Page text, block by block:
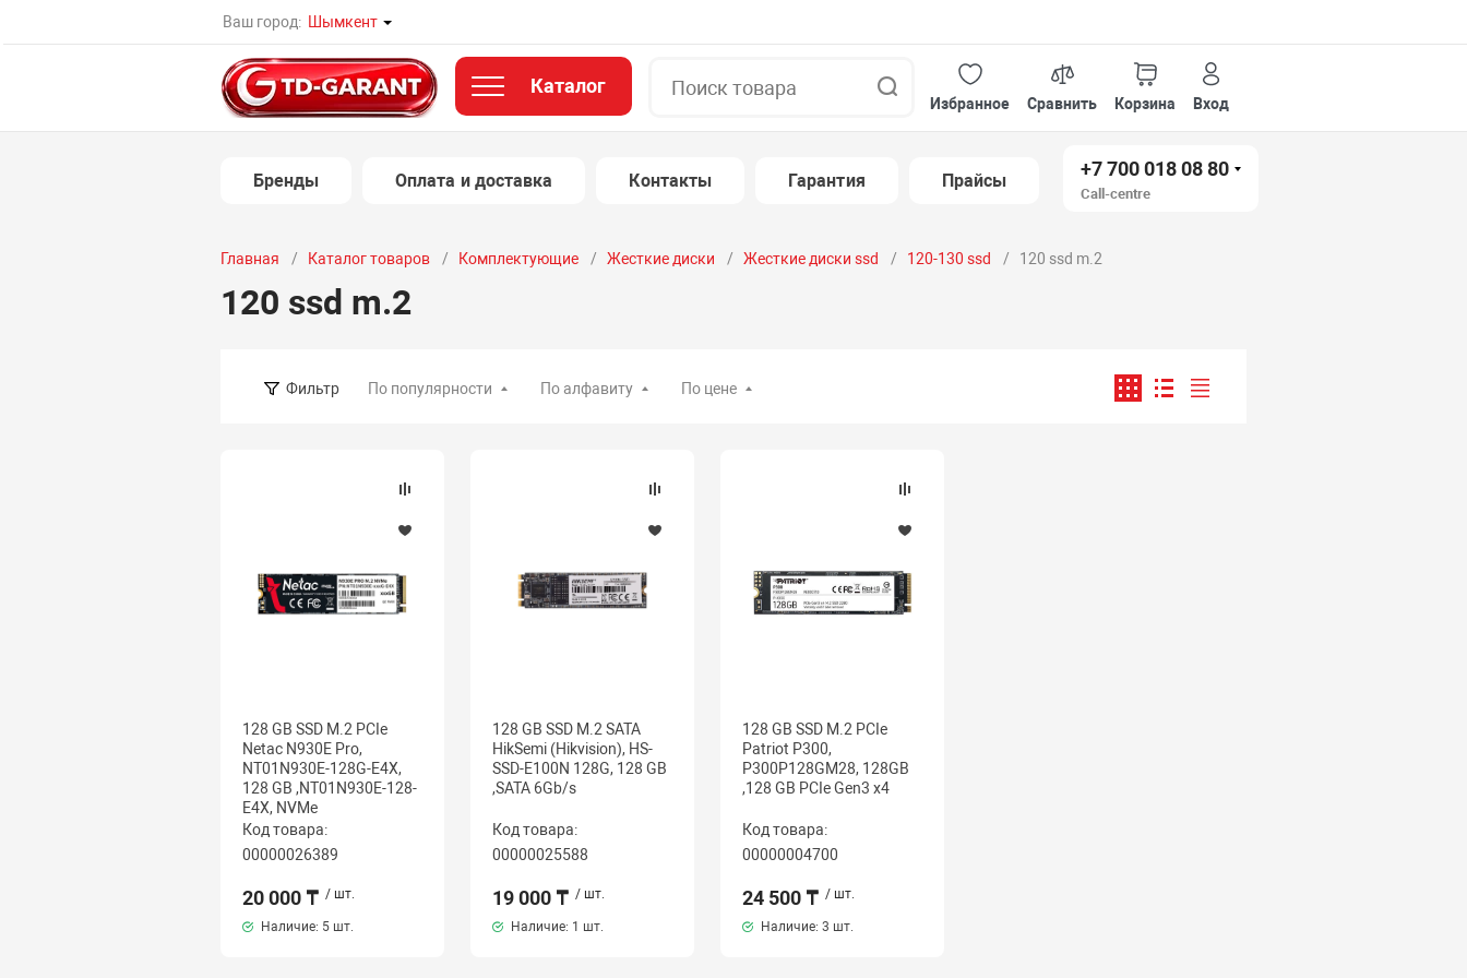
Ваш город: Шымкент
Каталог
Избранное
Сравнить Корзина Вход
Бренды Оплата и доставка Контакты Гарантия Прайсы
+7 700 018 08 80
Call-centre
Главная Каталог товаров Комплектующие Жесткие диски Жесткие диски ssd 120-130 ssd 120 ssd m.2
120 ssd m.2
Фильтр По популярности По алфавиту По цене
128 GB SSD M.2 PCIe
Netac N930E Pro,
NT01N930E-128G-E4X,
128 GB ,NT01N930E-128-
E4X, NVMe
Код товара:
00000026389
20 000 ₸ / шт.
Наличие: 5 шт.
128 GB SSD M.2 SATA
HikSemi (Hikvision), HS-
SSD-E100N 128G, 128 GB
,SATA 6Gb/s
Код товара:
00000025588
19 000 ₸ / шт.
Наличие: 1 шт.
128 GB SSD M.2 PCIe
Patriot P300,
P300P128GM28, 128GB
,128 GB PCIe Gen3 x4
Код товара:
00000004700
24 500 ₸ / шт.
Наличие: 3 шт.